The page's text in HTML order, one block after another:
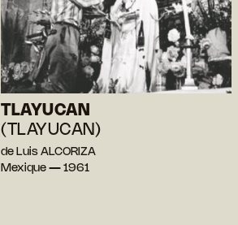
TLAYUCAN
(TLAYUCAN)
de Luis ALCORIZA
Mexique — 1961